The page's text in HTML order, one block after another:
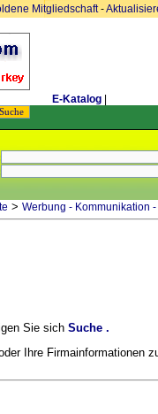
Mitgliedschaft-
E-Katalog
> Werbung - Kommunikation
Sie sich Suche .
Ihre Firmainformationen